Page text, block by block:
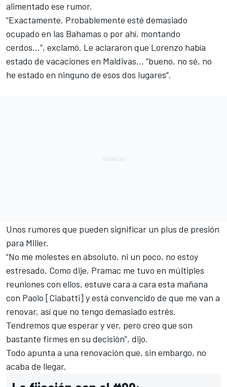
alimentado ese rumor.
“Exactamente. Probablemente esté demasiado
ocupado en las Bahamas o por ahí, montando
cerdos…”, exclamó. Le aclararon que Lorenzo había
estado de vacaciones en Maldivas… “bueno, no sé, no
he estado en ninguno de esos dos lugares”.
Unos rumores que pueden significar un plus de presión
para Miller.
“No me molestes en absoluto, ni un poco, no estoy
estresado. Como dije, Pramac me tuvo en múltiples
reuniones con ellos, estuve cara a cara esta mañana
con Paolo [Ciabatti] y está convencido de que me van a
renovar, así que no tengo demasiado estrés.
Tendremos que esperar y ver, pero creo que son
bastante firmes en su decisión”, dijo.
Todo apunta a una renovación que, sin embargo, no
acaba de llegar.